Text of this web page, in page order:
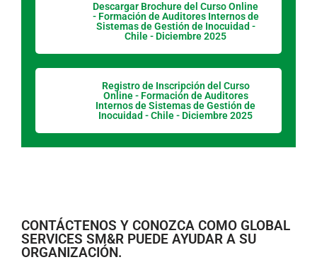
Descargar Brochure del Curso Online
- Formación de Auditores Internos de
Sistemas de Gestión de Inocuidad -
Chile - Diciembre 2025
Registro de Inscripción del Curso
Online - Formación de Auditores
Internos de Sistemas de Gestión de
Inocuidad - Chile - Diciembre 2025
CONTÁCTENOS Y CONOZCA COMO GLOBAL
SERVICES SM&R PUEDE AYUDAR A SU
ORGANIZACIÓN.